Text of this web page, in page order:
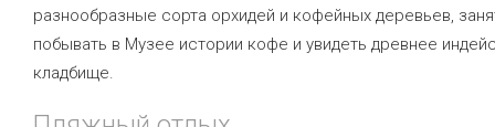
разнообразные сорта орхидей и кофейных деревьев,
побывать в Музее истории кофе и увидеть древнее
кладбище.